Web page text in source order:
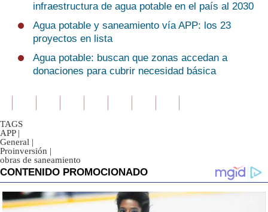
infraestructura de agua potable en el país al 2030
Agua potable y saneamiento vía APP: los 23
proyectos en lista
Agua potable: buscan que zonas accedan a
donaciones para cubrir necesidad básica
TAGS
APP |
General |
Proinversión |
obras de saneamiento